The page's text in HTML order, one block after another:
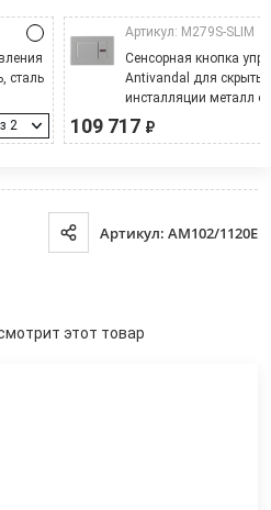
сталь
2
Артикул: M279S-SLIM
Сенсорная кнопка
Antivandal для
инсталляции металл
сталь, сталь
109 717 ₽
Артикул: AM102/1120E
этот товар